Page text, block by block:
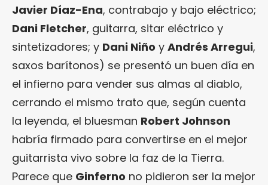
Javier Díaz-Ena, contrabajo y bajo eléctrico;
Dani Fletcher, guitarra, sitar eléctrico y
sintetizadores; y Dani Niño y Andrés Arregui,
saxos barítonos) se presentó un buen día en
el infierno para vender sus almas al diablo,
cerrando el mismo trato que, según cuenta
la leyenda, el bluesman Robert Johnson
habría firmado para convertirse en el mejor
guitarrista vivo sobre la faz de la Tierra.
Parece que Ginferno no pidieron ser la mejor